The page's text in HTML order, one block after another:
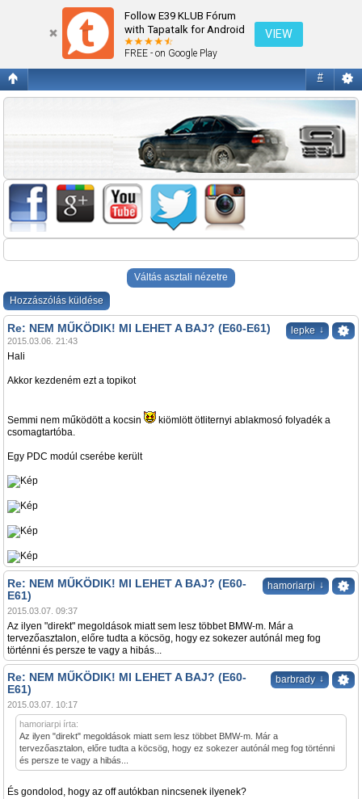
Follow E39 KLUB Fórum
with Tapatalk for Android
FREE - on Google Play
VIEW
#
NEM MŰKÖDIK! MI LEHET A BAJ? (E60-E61)
Váltás asztali nézetre
Hozzászólás küldése
lepke ↓
Re: NEM MŰKÖDIK! MI LEHET A BAJ? (E60-E61)
2015.03.06. 21:43
Hali
Akkor kezdeném ezt a topikot
Semmi nem működött a kocsin
kiömlött ötliternyi ablakmosó folyadék a
csomagtartóba.
Egy PDC modúl cserébe került
hamoriarpi ↓
Re: NEM MŰKÖDIK! MI LEHET A BAJ? (E60-
E61)
2015.03.07. 09:37
Az ilyen "direkt" megoldások miatt sem lesz többet BMW-m. Már a
tervezőasztalon, előre tudta a köcsög, hogy ez sokezer autónál meg fog
történni és persze te vagy a hibás...
barbrady ↓
Re: NEM MŰKÖDIK! MI LEHET A BAJ? (E60-
E61)
2015.03.07. 10:17
hamoriarpi írta:
Az ilyen "direkt" megoldások miatt sem lesz többet BMW-m. Már a
tervezőasztalon, előre tudta a köcsög, hogy ez sokezer autónál meg fog történni
és persze te vagy a hibás...
És gondolod, hogy az off autókban nincsenek ilyenek?